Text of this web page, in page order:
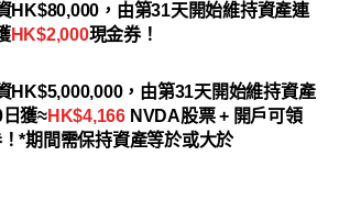
HK$80,000，由第31天開始維持資產連
HK$2,000現金券！
HK$5,000,000，由第31天開始維持資產
獲≈HK$4,166NVDA股票 + 開戶可領
*期間需保持資產等於或大於